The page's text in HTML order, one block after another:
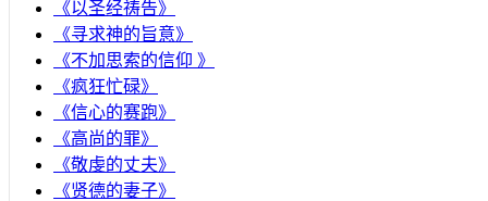
《以圣经祷告》
《寻求神的旨意》
《不加思索的信仰 》
《疯狂忙碌》
《信心的赛跑》
《高尚的罪》
《敬虔的丈夫》
《贤德的妻子》